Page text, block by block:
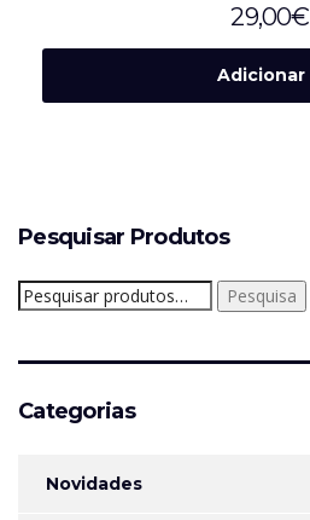
29,00€
Adicionar
Pesquisar Produtos
Pesquisar
por:
Pesquisa
Categorias
Novidades